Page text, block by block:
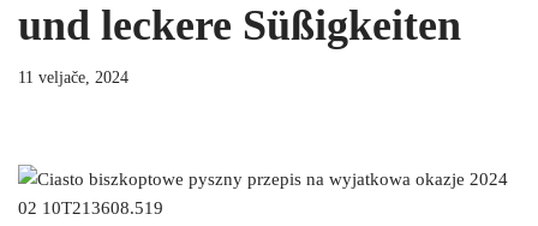
und leckere Süßigkeiten
11 veljače, 2024